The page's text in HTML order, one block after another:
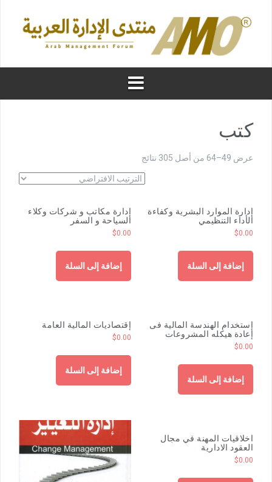
كتب
عرض 49–64 من أصل 305 نتائج
إدارة الموارد البشرية وكفاءة
الأداء التنظيمي
$0.00
إضافة إلى السلة
إدارة مكاتب و شركات وكلاء
السياحة و السفر
$0.00
إضافة إلى السلة
إستخدام الهندسة المالية فى
إعادة هيكله المشروعات
$0.00
إضافة إلى السلة
إقتصاديات المالية العامة
$0.00
إضافة إلى السلة
اخلاقيات المهنة في مجال
العقود الادارية
$0.00